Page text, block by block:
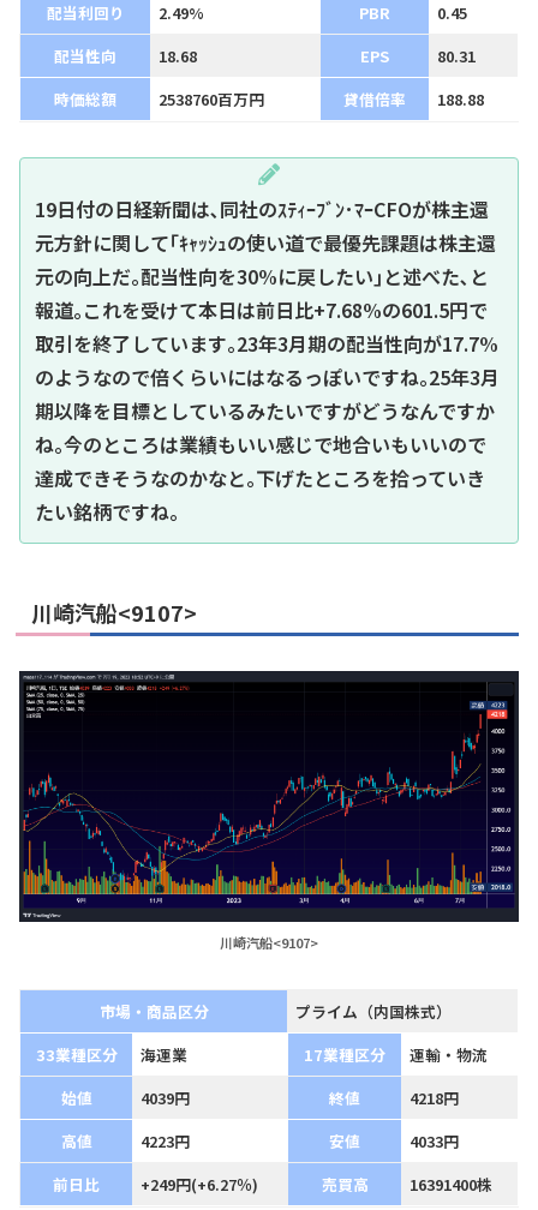
配当利回り
2.49% PBR
0.45
配当性向
18.68 EPS
80.31
時価総額
2538760百万円 貸借倍率 188.88
19日付の日経新聞は､同社のｽﾃｨｰﾌﾞﾝ･ﾏｰCFOが株主還
元方針に関して｢ｷｬｯｼｭの使い道で最優先課題は株主還
元の向上だ｡配当性向を30%に戻したい｣と述べた､と
報道｡これを受けて本日は前日比+7.68%の601.5円で
取引を終了しています｡23年3月期の配当性向が17.7%
のようなので倍くらいにはなるっぽいですね｡25年3月
期以降を目標としているみたいですがどうなんですか
ね｡今のところは業績もいい感じで地合いもいいので
達成できそうなのかなと｡下げたところを拾っていき
たい銘柄ですね｡
川崎汽船<9107>
川崎汽船<9107>
市場・商品区分
プライム（内国株式）
33業種区分
海運業 17業種区分
運輸・物流
始値
4039円 終値
4218円
高値
4223円 安値
4033円
前日比
+249円(+6.27％) 売買高 16391400株